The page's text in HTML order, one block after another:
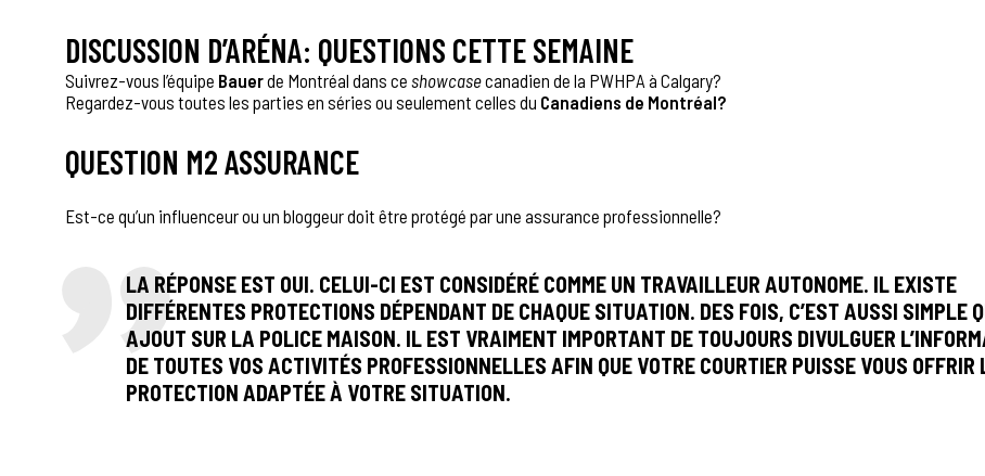
DISCUSSION D’ARÉNA: QUESTIONS CETTE SEMAINE
Suivrez-vous l’équipe Bauerde Montréal dans ce showcasecanadien de la PWHPA à Calgary?
Regardez-vous toutes les parties en séries ou seulement celles du Canadiens de Montréal?
QUESTION M2 ASSURANCE
Est-ce qu’un influenceur ou un bloggeur doit être protégé par une assurance professionnelle?
LA RÉPONSE EST OUI. CELUI-CI EST CONSIDÉRÉ COMME UN TRAVAILLEUR AUTONOME. IL EXISTE
DIFFÉRENTES PROTECTIONS DÉPENDANT DE CHAQUE SITUATION. DES FOIS, C’EST AUSSI SIMPLE
AJOUT SUR LA POLICE MAISON. IL EST VRAIMENT IMPORTANT DE TOUJOURS DIVULGUER
DE TOUTES VOS ACTIVITÉS PROFESSIONNELLES AFIN QUE VOTRE COURTIER PUISSE VOUS OFFRIR
PROTECTION ADAPTÉE À VOTRE SITUATION.